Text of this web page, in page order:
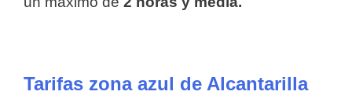
Tarifas zona azul de Alcantarilla